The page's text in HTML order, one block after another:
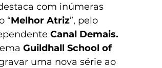
com inúmeras
“Melhor Atriz”, pelo
Canal Demais.
Guildhall School of
uma nova série ao